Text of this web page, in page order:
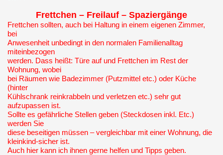
Frettchen – Freilauf – Spaziergänge
Frettchen sollten, auch bei Haltung in einem eigenen Zimmer,
bei
Anwesenheit unbedingt in den normalen Familienalltag
miteinbezogen
werden. Dass heißt: Türe auf und Frettchen im Rest der
Wohnung, wobei
bei Räumen wie Badezimmer (Putzmittel etc.) oder Küche
(hinter
Kühlschrank reinkrabbeln und verletzen etc.) sehr gut
aufzupassen ist.
Sollte es gefährliche Stellen geben (Steckdosen inkl. Etc.)
werden Sie
diese beseitigen müssen – vergleichbar mit einer Wohnung, die
kleinkind-sicher ist.
Auch hier kann ich ihnen gerne helfen und Tipps geben.